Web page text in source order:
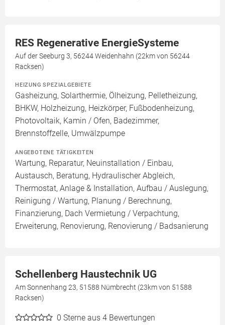
RES Regenerative EnergieSysteme
Auf der Seeburg 3, 56244 Weidenhahn (22km von 56244
Racksen)
HEIZUNG SPEZIALGEBIETE
Gasheizung, Solarthermie, Ölheizung, Pelletheizung,
BHKW, Holzheizung, Heizkörper, Fußbodenheizung,
Photovoltaik, Kamin / Ofen, Badezimmer,
Brennstoffzelle, Umwälzpumpe
ANGEBOTENE TÄTIGKEITEN
Wartung, Reparatur, Neuinstallation / Einbau,
Austausch, Beratung, Hydraulischer Abgleich,
Thermostat, Anlage & Installation, Aufbau / Auslegung,
Reinigung / Wartung, Planung / Berechnung,
Finanzierung, Dach Vermietung / Verpachtung,
Erweiterung, Renovierung, Renovierung / Badsanierung
Schellenberg Haustechnik UG
Am Sonnenhang 23, 51588 Nümbrecht (23km von 51588
Racksen)
0 Sterne aus 4 Bewertungen